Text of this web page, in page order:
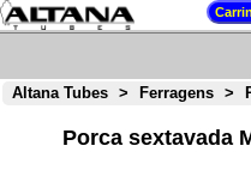
Altana Tubes > Ferragens >
Porca sextavada